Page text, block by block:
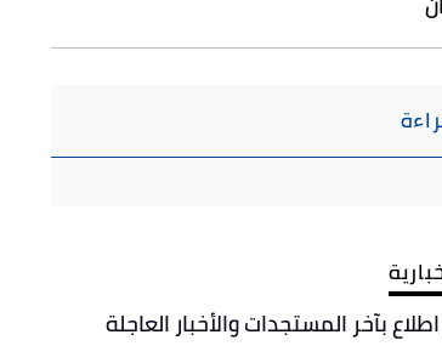
بآخر المستجدات والأخبار العاجلة